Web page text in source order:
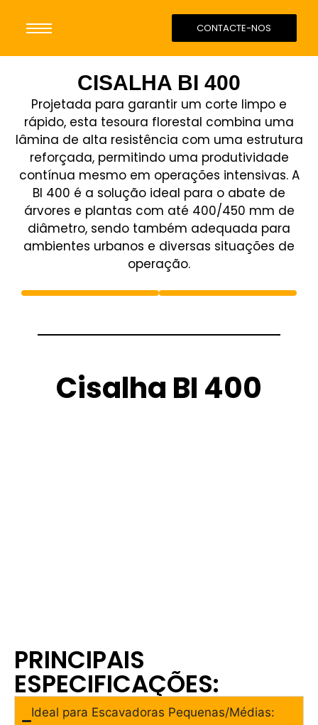
CONTACTE-NOS
CISALHA BI 400
Projetada para garantir um corte limpo e
rápido, esta tesoura florestal combina uma
lâmina de alta resistência com uma estrutura
reforçada, permitindo uma produtividade
contínua mesmo em operações intensivas. A
BI 400 é a solução ideal para o abate de
árvores e plantas com até 400/450 mm de
diâmetro, sendo também adequada para
ambientes urbanos e diversas situações de
operação.
Cisalha BI 400
PRINCIPAIS
ESPECIFICAÇÕES:
Ideal para Escavadoras Pequenas/Médias: